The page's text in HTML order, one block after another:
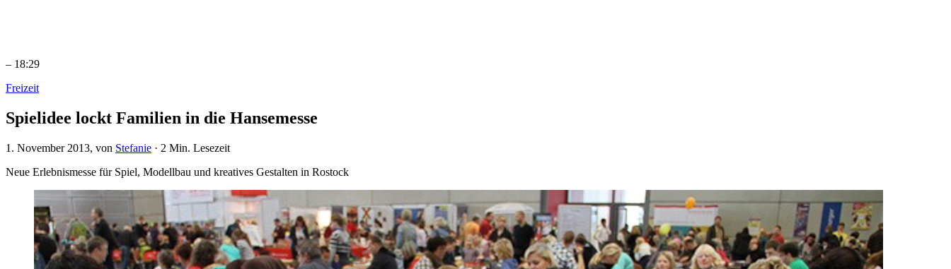
– 18:29
Freizeit
Spielidee lockt Familien in die Hansemesse
1. November 2013, von Stefanie · 2 Min. Lesezeit
Neue Erlebnismesse für Spiel, Modellbau und kreatives Gestalten in Rostock